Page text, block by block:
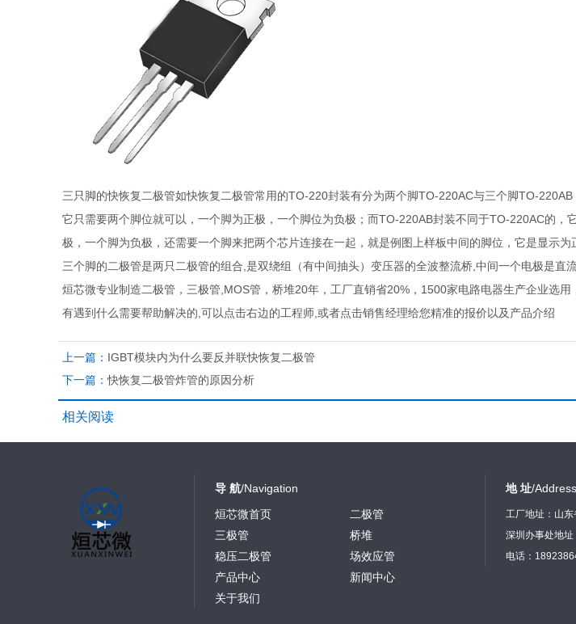
三只脚的快恢复二极管如快恢复二极管常用的TO-220封装有分为两个脚TO-220AC与三个脚TO-
它只需要两个脚位就可以，一个脚为正极，一个脚位为负极；而TO-220AB封装不同于TO-220AC的，
极，一个脚为负极，还需要一个脚来把两个芯片连接在一起，就是例图上样板中间的脚位，它是显示为
三个脚的二极管是两只二极管的组合,是双绕组（有中间抽头）变压器的全波整流桥,中间一个电极是直
烜芯微专业制造二极管，三极管,MOS管，桥堆20年，工厂直销省20%，1500家电路电器生产企业选
有遇到什么需要帮助解决的,可以点击右边的工程师,或者点击销售经理给您精准的报价以及产品介绍
上一篇： IGBT模块内为什么要反并联快恢复二极管
下一篇：快恢复二极管炸管的原因分析
相关阅读
导 航/Navigation
烜芯微首页
二极管
三极管
桥堆
稳压二极管
场效应管
产品中心
新闻中心
关于我们
地 址/Address
工厂地址：山
深圳办事处地
电话：